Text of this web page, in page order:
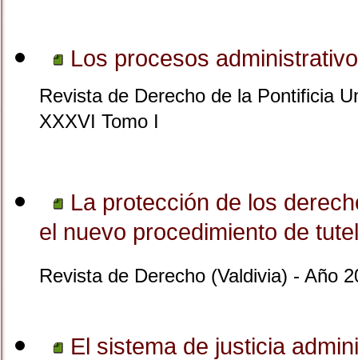
Los procesos
Revista de Derecho de la Pontificia
XXXVI Tomo I
La protección de los
el nuevo procedimiento de
Revista de Derecho (Valdivia) - Año
El sistema de justicia